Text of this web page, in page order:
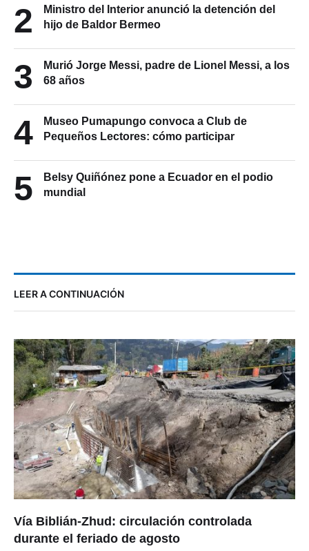
2
Ministro del Interior anunció la detención del
hijo de Baldor Bermeo
3
Murió Jorge Messi, padre de Lionel Messi, a los
68 años
4
Museo Pumapungo convoca a Club de
Pequeños Lectores: cómo participar
5
Belsy Quiñónez pone a Ecuador en el podio
mundial
LEER A CONTINUACIÓN
Vía Biblián-Zhud: circulación controlada
durante el feriado de agosto